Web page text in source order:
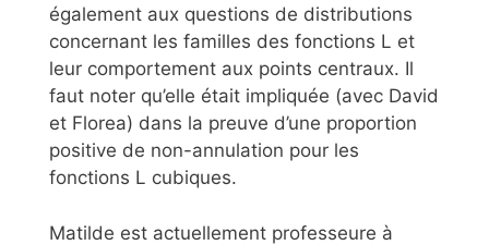
également aux questions de distributions
concernant les familles des fonctions L et
leur comportement aux points centraux. Il
faut noter qu’elle était impliquée (avec David
et Florea) dans la preuve d’une proportion
positive de non-annulation pour les
fonctions L cubiques.
Matilde est actuellement professeure à